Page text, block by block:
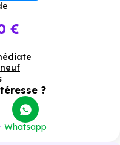
€
?
Whatsapp